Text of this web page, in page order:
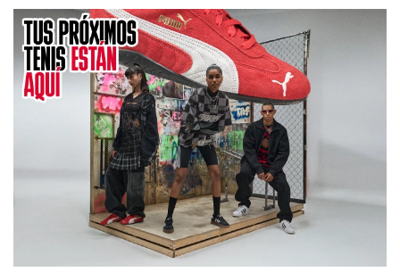
SPEEDCAT JORDAN 1 SPEZIAL
PUMA SPEEDCAT CAMPUS